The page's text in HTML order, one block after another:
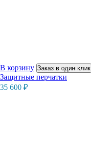
В корзину Заказ в один клик
Защитные перчатки
35 600 ₽